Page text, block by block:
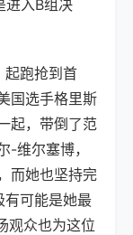
进入B组决
起跑抢到首
国选手格里斯
起，带倒了范
-维尔塞博，
而她也坚持完
有可能是她最
观众也为这位